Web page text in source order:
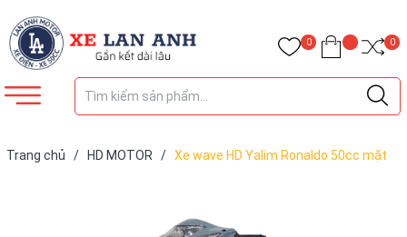
0 0
Trang chủ / HD MOTOR / Xe wave HD Yalim Ronaldo 50cc mặt